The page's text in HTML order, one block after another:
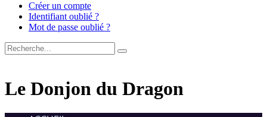
Créer un compte
Identifiant oublié ?
Mot de passe oublié ?
Le Donjon du Dragon